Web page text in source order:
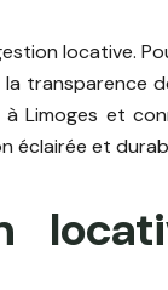
locative.
transparence
à Limoges et
éclairée et